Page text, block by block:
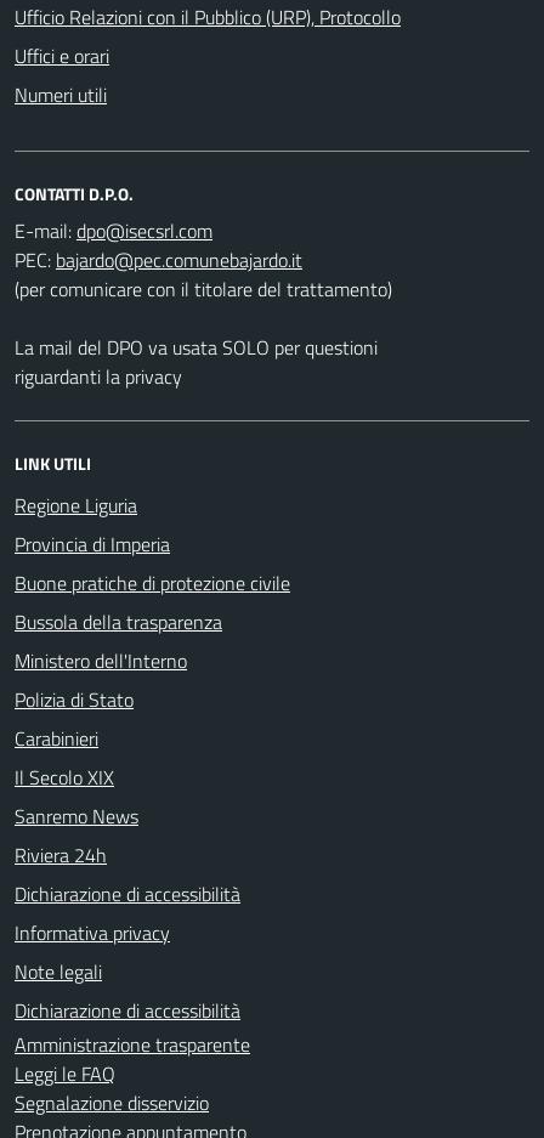
Ufficio Relazioni con il Pubblico (URP), Protocollo
Uffici e orari
Numeri utili
CONTATTI D.P.O.
E-mail:
PEC:
(per comunicare con il titolare del trattamento)
La mail del DPO va usata SOLO per questioni
riguardanti la privacy
LINK UTILI
Regione Liguria
Provincia di Imperia
Buone pratiche di protezione civile
Bussola della trasparenza
Ministero dell'Interno
Polizia di Stato
Carabinieri
Il Secolo XIX
Sanremo News
Riviera 24h
Dichiarazione di accessibilità
Informativa privacy
Note legali
Dichiarazione di accessibilità
Amministrazione trasparente
Leggi le FAQ
Segnalazione disservizio
Prenotazione appuntamento